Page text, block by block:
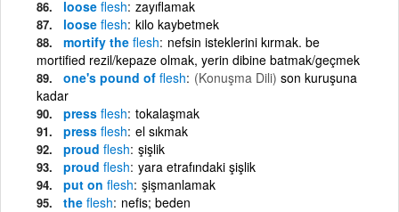
loose flesh zayıflamak
loose flesh kilo kaybetmek
mortify the flesh nefsin isteklerini kırmak. be
mortified rezil/kepaze olmak, yerin dibine batmak/geçmek
one's pound of flesh (Konuşma Dili) son kuruşuna
kadar
press flesh tokalaşmak
press flesh el sıkmak
proud flesh şişlik
proud flesh yara etrafındaki şişlik
put on flesh şişmanlamak
the flesh nefis; beden